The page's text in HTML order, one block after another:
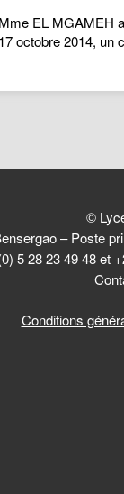
EL
octobre 2014,
©
– Poste
5 28 23 49 48 et
Conditions